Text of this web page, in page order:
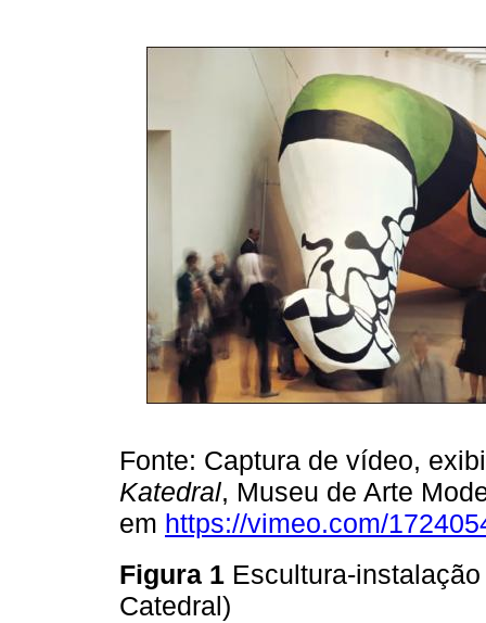
Fonte: Captura de vídeo,
Katedral, Museu de Arte
em https://vimeo.com/
Figura 1 Escultura-
Catedral)